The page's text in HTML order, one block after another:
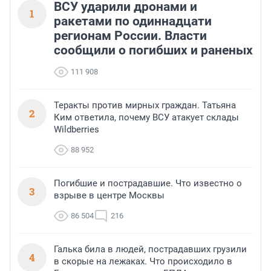
1
ВСУ ударили дронами и
ракетами по одиннадцати
регионам России. Власти
сообщили о погибших и раненых
111 908
2
Теракты против мирных граждан. Татьяна
Ким ответила, почему ВСУ атакует склады
Wildberries
88 952
3
Погибшие и пострадавшие. Что известно о
взрыве в центре Москвы
86 504 216
4
Галька била в людей, пострадавших грузили
в скорые на лежаках. Что происходило в